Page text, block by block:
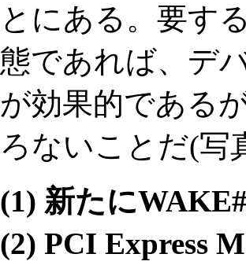
とにある。要す
態であれば、デ
が効果的である
ろないことだ(写
(1) 新たに
(2) PCI Express